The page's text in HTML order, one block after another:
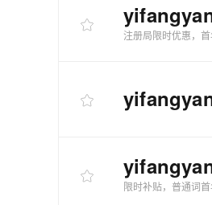
注册局限时优惠，
限时补贴，普通词